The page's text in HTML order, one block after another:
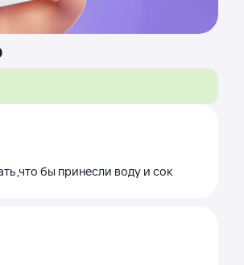
,что бы принесли воду и сок